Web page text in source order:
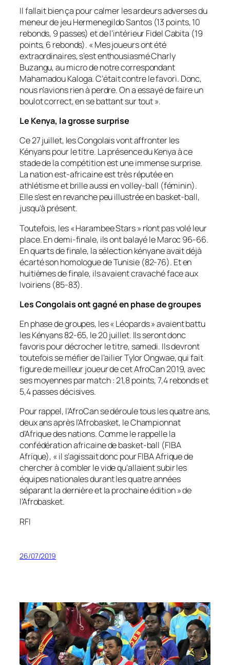
Il fallait bien ça pour calmer les ardeurs adverses du
meneur de jeu Hermenegildo Santos (13 points, 10
rebonds, 9 passes) et de l’intérieur Fidel Cabita (19
points, 6 rebonds). «Mes joueurs ont été
extraordinaires, s’est enthousiasmé Charly
Buzangu, au micro de notre correspondant
Mahamadou Kaloga.C’était contre le favori. Donc,
nous n’avions rien à perdre. On a essayé de faire un
boulot correct, en se battant sur tout».
Le Kenya, la grosse surprise
Ce 27 juillet, les Congolais vont affronter les
Kényans pour le titre. La présence du Kenya à ce
stade de la compétition est une immense surprise.
La nation est-africaine est très réputée en
athlétisme et brille aussi en volley-ball (féminin).
Elle s’est en revanche peu illustrée en basket-ball,
jusqu’à présent.
Toutefois, les « Harambee Stars » n’ont pas volé leur
place. En demi-finale, ils ont balayé le Maroc 96-66.
En quarts de finale, la sélection kényane avait déjà
écarté son homologue de Tunisie (82-76). Et en
huitièmes de finale, ils avaient cravaché face aux
Ivoiriens (85-83).
Les Congolais ont gagné en phase de groupes
En phase de groupes, les « Léopards » avaient battu
les Kényans 82-65, le 20 juillet. Ils seront donc
favoris pour décrocher le titre, samedi. Ils devront
toutefois se méfier de l’ailier Tylor Ongwae, qui fait
figure de meilleur joueur de cet AfroCan 2019, avec
ses moyennes par match : 21,8 points, 7,4 rebonds et
5,4 passes décisives.
Pour rappel, l’AfroCan se déroule tous les quatre ans,
deux ans après l’Afrobasket, le Championnat
d’Afrique des nations. Comme le rappelle la
confédération africaine de basket-ball (FIBA
Afrique), «il s’agissait donc pour FIBA Afrique de
chercher à combler le vide qu’allaient subir les
équipes nationales durant les quatre années
séparant la dernière et la prochaine édition» de
l’Afrobasket.
RFI
26/07/2019